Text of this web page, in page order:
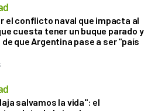
el conflicto naval que impacta al
cuesta tener un buque parado y
de que Argentina pase a ser "país
salvamos la vida": el